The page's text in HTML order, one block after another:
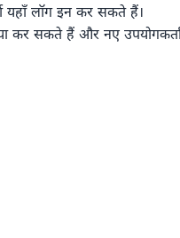
यहाँ लॉग इन कर सकते हैं।
कर सकते हैं और नए